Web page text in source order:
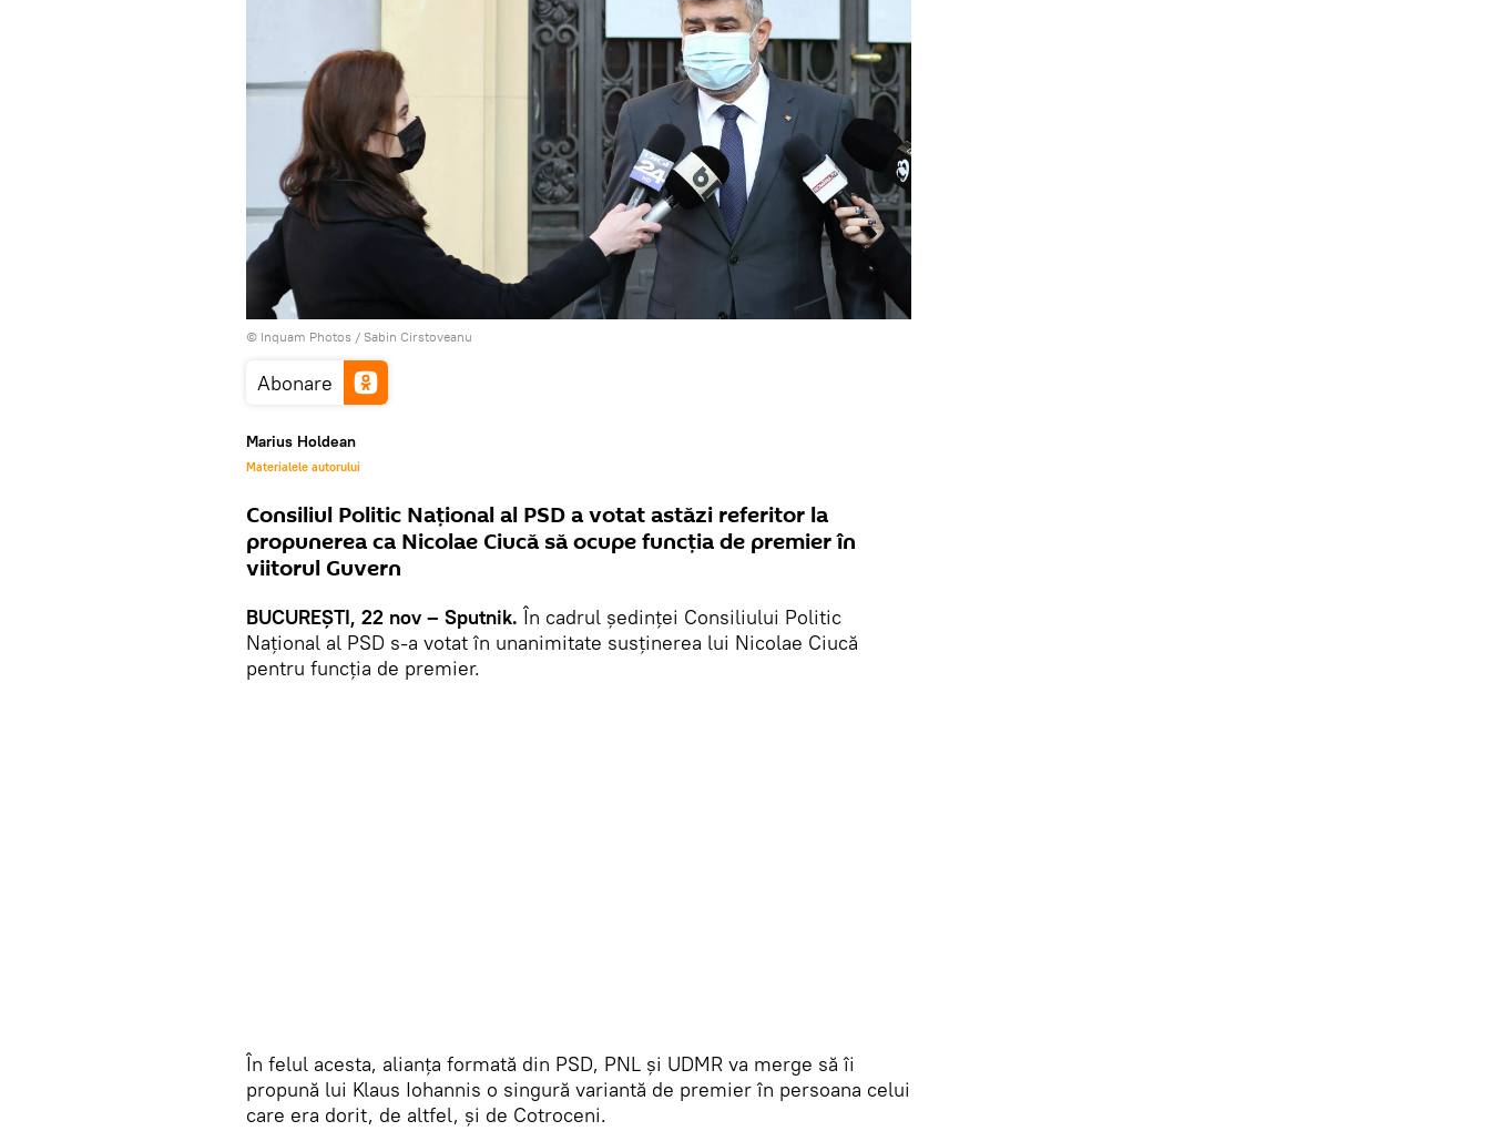
© Inquam Photos / Sabin Cirstoveanu
Abonare
Marius Holdean
Materialele autorului
Consiliul Politic Național al PSD a votat astăzi referitor la
propunerea ca Nicolae Ciucă să ocupe funcția de premier în
viitorul Guvern
BUCUREȘTI, 22 nov – Sputnik. În cadrul ședinței Consiliului Politic
Național al PSD s-a votat în unanimitate susținerea lui Nicolae Ciucă
pentru funcția de premier.
În felul acesta, alianța formată din PSD, PNL și UDMR va merge să îi
propună lui Klaus Iohannis o singură variantă de premier în persoana celui
care era dorit, de altfel, și de Cotroceni.